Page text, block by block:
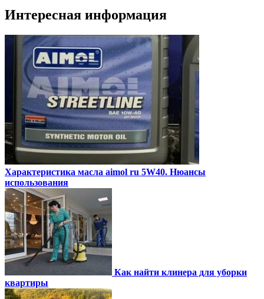
Интересная информация
Характеристика масла aimol ru 5W40. Нюансы
использования
Как найти клинера для уборки
квартиры